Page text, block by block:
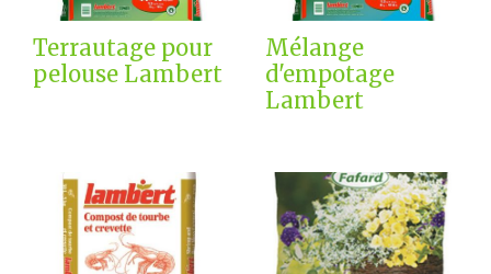
Terrautage pour
pelouse Lambert
Mélange
d'empotage
Lambert